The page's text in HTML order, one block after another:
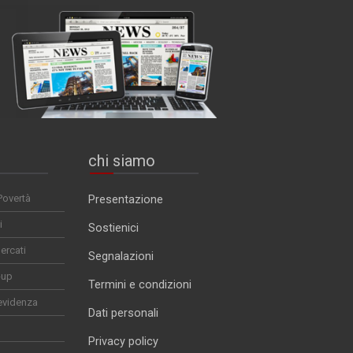
chi siamo
Presentazione
Sostienici
Segnalazioni
Termini e condizioni
Dati personali
Privacy policy